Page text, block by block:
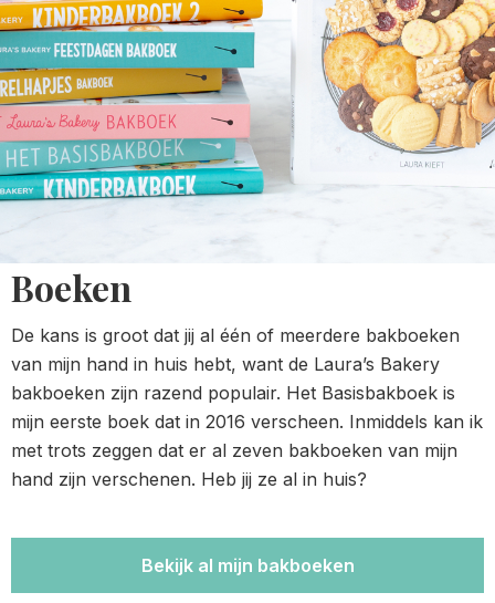
Boeken
De kans is groot dat jij al één of meerdere bakboeken
van mijn hand in huis hebt, want de Laura’s Bakery
bakboeken zijn razend populair. Het Basisbakboek is
mijn eerste boek dat in 2016 verscheen. Inmiddels kan ik
met trots zeggen dat er al zeven bakboeken van mijn
hand zijn verschenen. Heb jij ze al in huis?
Bekijk al mijn bakboeken